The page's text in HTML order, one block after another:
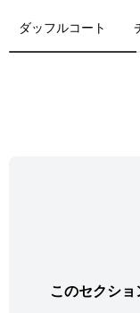
ダッフルコート
このセクシ